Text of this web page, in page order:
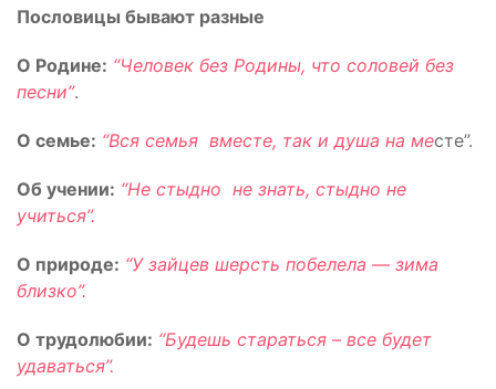
Пословицы бывают разные
О Родине: “Человек без Родины, что соловей без
песни”.
О семье: “Вся семья вместе, так и душа на месте”.
Об учении: “Не стыдно не знать, стыдно не
учиться”.
О природе: “У зайцев шерсть побелела — зима
близко”.
О трудолюбии: “Будешь стараться – все будет
удаваться”.